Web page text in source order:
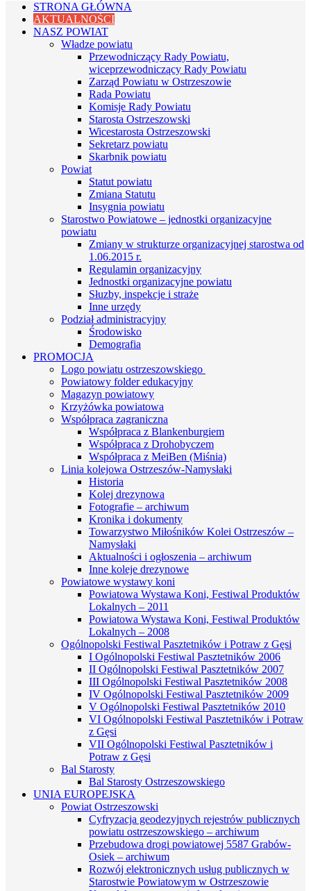
STRONA GŁÓWNA
AKTUALNOŚCI
NASZ POWIAT
Władze powiatu
Przewodniczący Rady Powiatu,
wiceprzewodniczący Rady Powiatu
Zarząd Powiatu w Ostrzeszowie
Rada Powiatu
Komisje Rady Powiatu
Starosta Ostrzeszowski
Wicestarosta Ostrzeszowski
Sekretarz powiatu
Skarbnik powiatu
Powiat
Statut powiatu
Zmiana Statutu
Insygnia powiatu
Starostwo Powiatowe – jednostki organizacyjne
powiatu
Zmiany w strukturze organizacyjnej starostwa od
1.06.2015 r.
Regulamin organizacyjny
Jednostki organizacyjne powiatu
Słuzby, inspekcje i straże
Inne urzędy
Podział administracyjny
Środowisko
Demografia
PROMOCJA
Logo powiatu ostrzeszowskiego
Powiatowy folder edukacyjny
Magazyn powiatowy
Krzyżówka powiatowa
Współpraca zagraniczna
Współpraca z Blankenburgiem
Współpraca z Drohobyczem
Współpraca z MeiBen (Miśnia)
Linia kolejowa Ostrzeszów-Namysłaki
Historia
Kolej drezynowa
Fotografie – archiwum
Kronika i dokumenty
Towarzystwo Miłośników Kolei Ostrzeszów –
Namysłaki
Aktualności i ogłoszenia – archiwum
Inne koleje drezynowe
Powiatowe wystawy koni
Powiatowa Wystawa Koni, Festiwal Produktów
Lokalnych – 2011
Powiatowa Wystawa Koni, Festiwal Produktów
Lokalnych – 2008
Ogólnopolski Festiwal Pasztetników i Potraw z Gęsi
I Ogólnopolski Festiwal Pasztetników 2006
II Ogólnopolski Festiwal Pasztetników 2007
III Ogólnopolski Festiwal Pasztetników 2008
IV Ogólnopolski Festiwal Pasztetników 2009
V Ogólnopolski Festiwal Pasztetników 2010
VI Ogólnopolski Festiwal Pasztetników i Potraw
z Gęsi
VII Ogólnopolski Festiwal Pasztetników i
Potraw z Gęsi
Bal Starosty
Bal Starosty Ostrzeszowskiego
UNIA EUROPEJSKA
Powiat Ostrzeszowski
Cyfryzacja geodezyjnych rejestrów publicznych
powiatu ostrzeszowskiego – archiwum
Przebudowa drogi powiatowej 5587 Grabów-
Osiek – archiwum
Rozwój elektronicznych usług publicznych w
Starostwie Powiatowym w Ostrzeszowie